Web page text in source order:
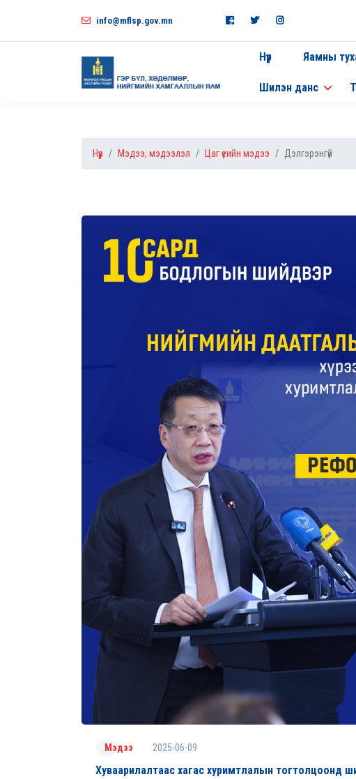
info@mflsp.gov.mn
Нүүр Яамны
Шилэн данс
Нүүр Мэдээ, мэдээлэл Цаг үеийн мэдээ Дэлгэрэнгүй
Мэдээ 2025-06-09
Хуваарилалтаас хагас хуримтлалын тогтолцоонд